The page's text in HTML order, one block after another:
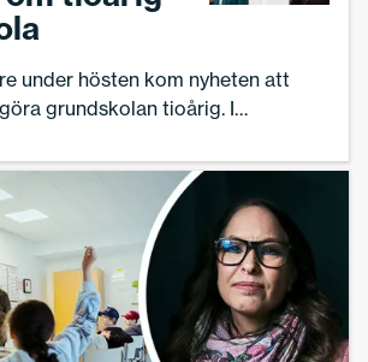
under hösten kom nyheten att
grundskolan tioårig. I
samtidigt på frågan om hur
med sitt medarbetarsamtal.